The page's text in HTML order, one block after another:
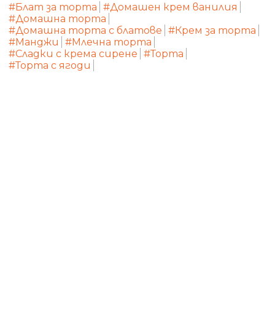
#Блат за торта #Домашен крем ванилия
#Домашна торта
#Домашна торта с блатове #Крем за торта
#Манджи
#Млечна торта
#Сладки с крема сирене #Торта
#Торта с ягоди